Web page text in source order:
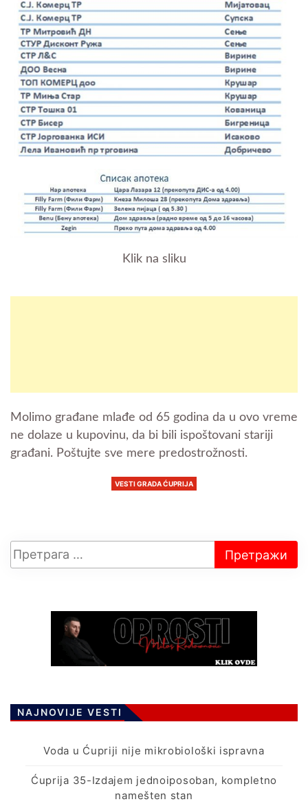
Klik na sliku
Molimo građane mlađe od 65 godina da u ovo vreme
ne dolaze u kupovinu, da bi bili ispoštovani stariji
građani. Poštujte sve mere predostrožnosti.
VESTI GRADA ĆUPRIJA
NAJNOVIJE VESTI
Voda u Ćupriji nije mikrobiološki ispravna
Ćuprija 35-Izdajem jednoiposoban, kompletno
namešten stan